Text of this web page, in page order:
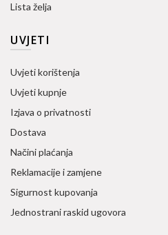
Lista želja
UVJETI
Uvjeti korištenja
Uvjeti kupnje
Izjava o privatnosti
Dostava
Načini plaćanja
Reklamacije i zamjene
Sigurnost kupovanja
Jednostrani raskid ugovora